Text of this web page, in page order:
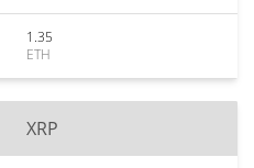
1.35
ETH
XRP